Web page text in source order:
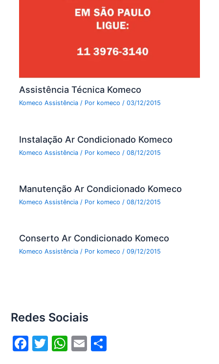
Assistência Técnica Komeco
Komeco Assistência / Por komeco/03/12/2015
Instalação Ar Condicionado Komeco
Komeco Assistência / Por komeco /08/12/2015
Manutenção Ar Condicionado Komeco
Komeco Assistência / Por komeco /08/12/2015
Conserto Ar Condicionado Komeco
Komeco Assistência / Por komeco/09/12/2015
Redes Sociais
F
T
W E